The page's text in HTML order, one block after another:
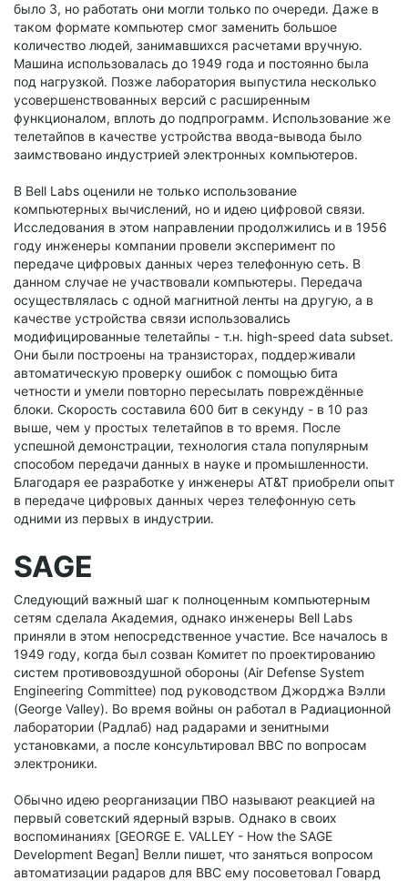
было 3, но работать они могли только по очереди. Даже в
таком формате компьютер смог заменить большое
количество людей, занимавшихся расчетами вручную.
Машина использовалась до 1949 года и постоянно была
под нагрузкой. Позже лаборатория выпустила несколько
усовершенствованных версий с расширенным
функционалом, вплоть до подпрограмм. Использование же
телетайпов в качестве устройства ввода-вывода было
заимствовано индустрией электронных компьютеров.
В Bell Labs оценили не только использование
компьютерных вычислений, но и идею цифровой связи.
Исследования в этом направлении продолжились и в 1956
году инженеры компании провели эксперимент по
передаче цифровых данных через телефонную сеть. В
данном случае не участвовали компьютеры. Передача
осуществлялась с одной магнитной ленты на другую, а в
качестве устройства связи использовались
модифицированные телетайпы - т.н. high-speed data subset.
Они были построены на транзисторах, поддерживали
автоматическую проверку ошибок с помощью бита
четности и умели повторно пересылать повреждённые
блоки. Скорость составила 600 бит в секунду - в 10 раз
выше, чем у простых телетайпов в то время. После
успешной демонстрации, технология стала популярным
способом передачи данных в науке и промышленности.
Благодаря ее разработке у инженеры AT&T приобрели опыт
в передаче цифровых данных через телефонную сеть
одними из первых в индустрии.
SAGE
Следующий важный шаг к полноценным компьютерным
сетям сделала Академия, однако инженеры Bell Labs
приняли в этом непосредственное участие. Все началось в
1949 году, когда был созван Комитет по проектированию
систем противовоздушной обороны (Air Defense System
Engineering Committee) под руководством Джорджа Вэлли
(George Valley). Во время войны он работал в Радиационной
лаборатории (Радлаб) над радарами и зенитными
установками, а после консультировал ВВС по вопросам
электроники.
Обычно идею реорганизации ПВО называют реакцией на
первый советский ядерный взрыв. Однако в своих
воспоминаниях [GEORGE E. VALLEY - How the SAGE
Development Began] Велли пишет, что заняться вопросом
автоматизации радаров для ВВС ему посоветовал Говард